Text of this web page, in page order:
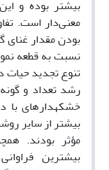
معنی‌دار است.
بودن مقدار غنای
نسبت به قطعه
تنوع تجدید حیات
رشد تعداد و
بیشتر از سایر